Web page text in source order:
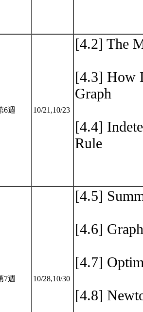
6週 10/21,10/23
[4.2] The
[4.3] How
Graph
[4.4]
Rule
7週 10/28,10/30
[4.5]
[4.6]
[4.7]
[4.8]